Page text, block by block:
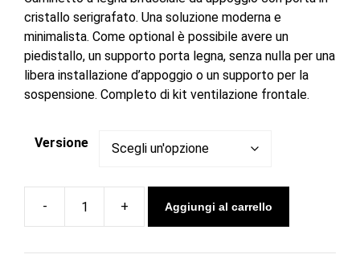
da
2.356,48 €
a
2.802,30 €
cristallo serigrafato. Una soluzione moderna e
minimalista. Come optional è possibile avere un
piedistallo, un supporto porta legna, senza nulla per una
libera installazione d’appoggio o un supporto per la
sospensione. Completo di kit ventilazione frontale.
Versione
Camino
legna
Aggiungi al carrello